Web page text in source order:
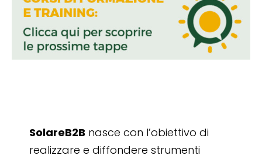
SolareB2B nasce con l’obiettivo di
realizzare e diffondere strumenti